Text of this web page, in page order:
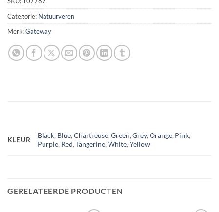
Categorie: Natuurveren
Merk:Gateway
KLEUR
Black, Blue,Chartreuse,Green,Grey,Orange, Pink,
Purple, Red,Tangerine,White,Yellow
GERELATEERDE PRODUCTEN